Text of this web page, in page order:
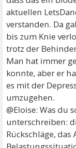
aktuellen
verstanden. Da
bis zum Knie
trotz der
Man hat immer
konnte, aber er
es mit der
umzugehen.
@Eloise: Was du
unterschreiben:
Rückschläge,